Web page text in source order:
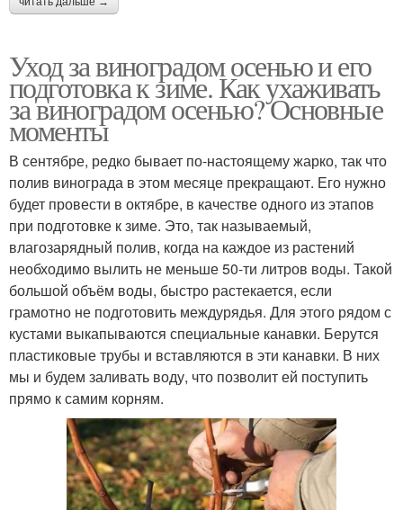
Уход за виноградом осенью и его
подготовка к зиме. Как ухаживать
за виноградом осенью? Основные
моменты
В сентябре, редко бывает по-настоящему жарко, так что
полив винограда в этом месяце прекращают. Его нужно
будет провести в октябре, в качестве одного из этапов
при подготовке к зиме. Это, так называемый,
влагозарядный полив, когда на каждое из растений
необходимо вылить не меньше 50-ти литров воды. Такой
большой объём воды, быстро растекается, если
грамотно не подготовить междурядья. Для этого рядом с
кустами выкапываются специальные канавки. Берутся
пластиковые трубы и вставляются в эти канавки. В них
мы и будем заливать воду, что позволит ей поступить
прямо к самим корням.